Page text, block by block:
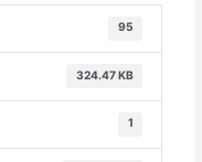
95
324.47 KB
1